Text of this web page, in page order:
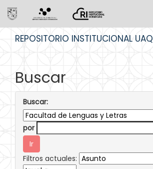
REPOSITORIO INSTITUCIONAL UAQ
Buscar
Buscar:
por
Filtros actuales: